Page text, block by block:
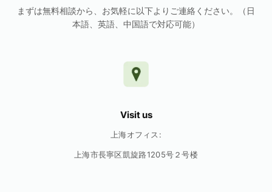
まずは無料相談から、お気軽に以下よりご連絡ください。（日
本語、英語、中国語で対応可能）
Visit us
上海オフィス:
上海市長寧区凱旋路1205号２号楼